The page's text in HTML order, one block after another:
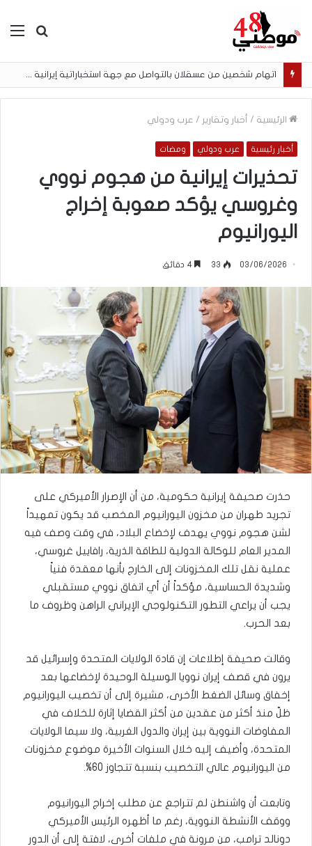
بحث
الرئيسية / أخبار وتقارير / عرب ودولي
أخبار رئيسية عرب ودولي ومضات
تحذيرات إيرانية من هجوم نووي
وغروسي يؤكد صعوبة إخراج
اليورانيوم
03/06/2026
33
حذرت صحيفة إيرانية حكومية، من أن الإصرار الأميركي على
تجريد طهران من مخزون اليورانيوم المخصب قد يكون تمهيداً
لشن هجوم نووي يهدف لإخضاع البلاد، في وقت وصف فيه
المدير العام للوكالة الدولية للطاقة الذرية، رافاييل غروسي،
عملية نقل تلك المخزونات إلى الخارج بأنها معقدة فنياً
وشديدة الحساسية، مؤكداً أن أي اتفاق نووي مستقبلي
يجب أن يراعي التطور التكنولوجي الإيراني الراهن وظروف ما
بعد الحرب.
وقالت صحيفة إطلاعات إن قادة الولايات المتحدة وإسرائيل قد
يرون في قصف إيران نوويا الوسيلة الوحيدة لإخضاعها بعد
إخفاق وسائل الضغط الأخرى، مشيرة إلى أن تخصيب اليورانيوم
ظلّ منذ أكثر من عقدين من أكثر القضايا إثارة للخلاف في
المفاوضات النووية بين إيران والدول الغربية، ولا سيما الولايات
المتحدة، وأضيف إليه خلال السنوات الأخيرة موضوع مخزونات
من اليورانيوم عالي التخصيب بنسبة تتجاوز 60%.
وتابعت أن واشنطن لم تتراجع عن مطلب إخراج اليورانيوم
ووقف الأنشطة النووية، رغم ما أظهره الرئيس الأميركي
دونالد ترامب، من مرونة في ملفات أخرى، لافتة إلى أن الدور